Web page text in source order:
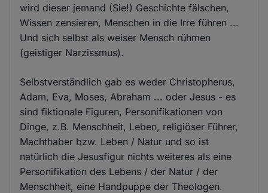
wird dieser jemand (Sie!) Geschichte fälschen,
Wissen zensieren, Menschen in die Irre führen ...
Und sich selbst als weiser Mensch rühmen
(geistiger Narzissmus).
Selbstverständlich gab es weder Christopherus,
Adam, Eva, Moses, Abraham ... oder Jesus - es
sind fiktionale Figuren, Personifikationen von
Dinge, z.B. Menschheit, Leben, religiöser Führer,
Machthaber bzw. Leben / Natur und so ist
natürlich die Jesusfigur nichts weiteres als eine
Personifikation des Lebens / der Natur / der
Menschheit, eine Handpuppe der Theologen.